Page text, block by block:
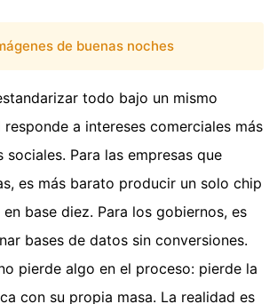
de buenas noches
todo bajo un mismo
a intereses comerciales más
sociales. Para las empresas que
es más barato producir un solo chip
base diez. Para los gobiernos, es
bases de datos sin conversiones.
pierde algo en el proceso: pierde la
con su propia masa. La realidad es